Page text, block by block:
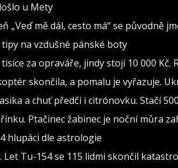
u Mety
„Veď mě dál, cesto má“ se původně
na vzdušné pánské boty
za opraváře, jindy stojí 10 000 Kč.
skončila, a pomalu je vyřazuje.
a chuť předčí i citrónovku. Stačí
Ptačinec žabinec je noční můra
hlupáci dle astrologie
Let Tu-154 se 115 lidmi skončil